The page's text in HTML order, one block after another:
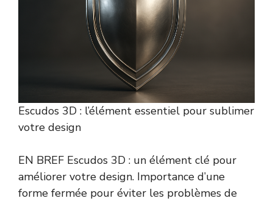
Escudos 3D : l’élément essentiel pour sublimer
votre design
EN BREF Escudos 3D : un élément clé pour
améliorer votre design. Importance d’une
forme fermée pour éviter les problèmes de